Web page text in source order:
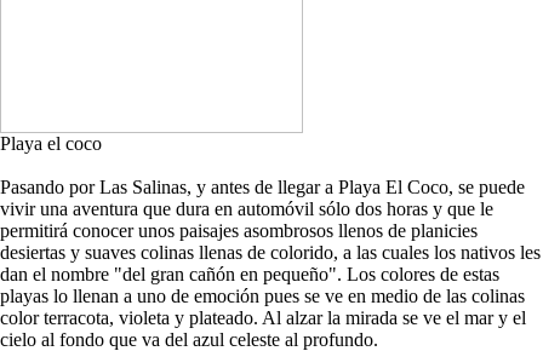
Playa el coco
Pasando por Las Salinas, y antes de llegar a Playa El Coco, se puede
vivir una aventura que dura en automóvil sólo dos horas y que le
permitirá conocer unos paisajes asombrosos llenos de planicies
desiertas y suaves colinas llenas de colorido, a las cuales los nativos les
dan el nombre "del gran cañón en pequeño". Los colores de estas
playas lo llenan a uno de emoción pues se ve en medio de las colinas
color terracota, violeta y plateado. Al alzar la mirada se ve el mar y el
cielo al fondo que va del azul celeste al profundo.